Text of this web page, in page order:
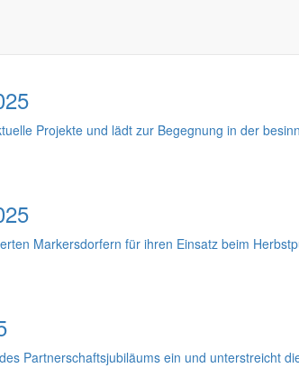
Bilanz des vergangenen Jahres in Markersdorf
Projekte und lädt zur Begegnung in der
Markersdorfern für ihren Einsatz beim
Partnerschaftsjubiläums ein und unterstreicht